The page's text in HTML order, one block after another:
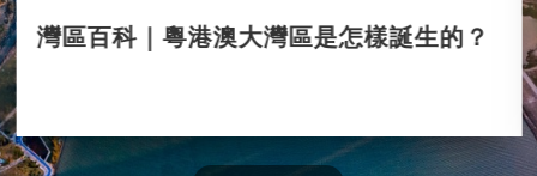
灣區百科｜粵港澳大灣區是怎樣誕生的？